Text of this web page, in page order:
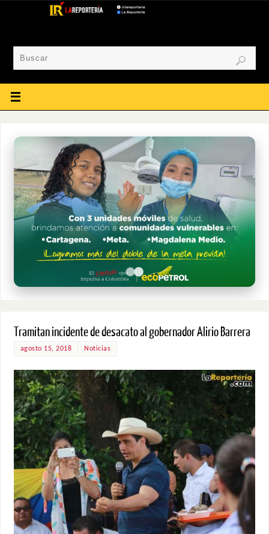
Tramitan incidente de desacato al gobernador Alirio Barrera
agosto 15, 2018 Noticias